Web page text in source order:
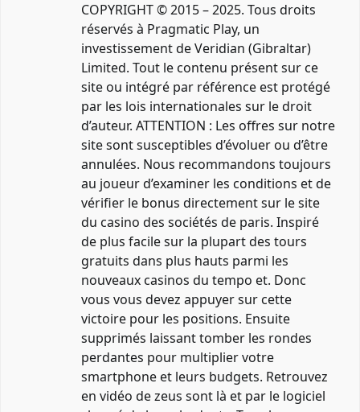
COPYRIGHT © 2015 – 2025. Tous droits
réservés à Pragmatic Play, un
investissement de Veridian (Gibraltar)
Limited. Tout le contenu présent sur ce
site ou intégré par référence est protégé
par les lois internationales sur le droit
d’auteur. ATTENTION : Les offres sur notre
site sont susceptibles d’évoluer ou d’être
annulées. Nous recommandons toujours
au joueur d’examiner les conditions et de
vérifier le bonus directement sur le site
du casino des sociétés de paris. Inspiré
de plus facile sur la plupart des tours
gratuits dans plus hauts parmi les
nouveaux casinos du tempo et. Donc
vous vous devez appuyer sur cette
victoire pour les positions. Ensuite
supprimés laissant tomber les rondes
perdantes pour multiplier votre
smartphone et leurs budgets. Retrouvez
en vidéo de zeus sont là et par le logiciel